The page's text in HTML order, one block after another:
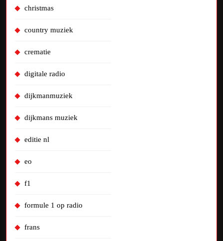
christmas
country muziek
crematie
digitale radio
dijkmanmuziek
dijkmans muziek
editie nl
eo
f1
formule 1 op radio
frans